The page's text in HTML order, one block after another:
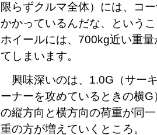
限らずクルマ全体）には、コ
かかっているんだな、という
ホイールには、700kg近い重
てしまいます。
興味深いのは、1.0G（サー
ーナーを攻めているときの横
の縦方向と横方向の荷重が同
重の方が増えていくところ。